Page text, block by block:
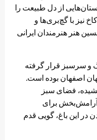
از دل طبیعت را
نیز با گچ‌بری‌ها و
هنر هنرمندان ایرانی
و سرسبز قرار گرفته
اصفهان بوده است.
فضای سبز
آرامش‌بخش برای
در این باغ، گویی قدم